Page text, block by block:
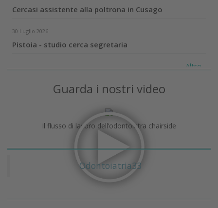
Cercasi assistente alla poltrona in Cusago
30 Luglio 2026
Pistoia - studio cerca segretaria
Altro...
Guarda i nostri video
Il flusso di lavoro dell’odontoiatra chairside
Odontoiatria33